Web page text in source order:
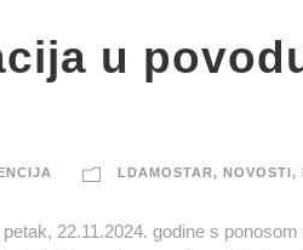
u
LDAMOSTAR, NOVOSTI,
22.11.2024. godine s